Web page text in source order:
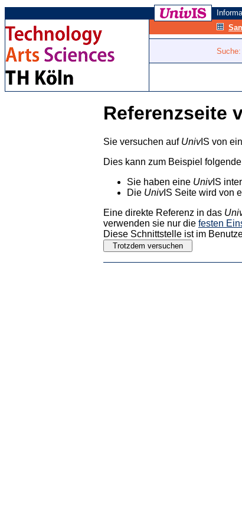
Suche:
Referenzseite
Sie versuchen auf UnivIS von
Dies kann zum Beispiel
Sie haben eine UnivIS
Die UnivIS Seite wird von
Eine direkte Referenz in das
verwenden sie nur die festen
Diese Schnittstelle ist im